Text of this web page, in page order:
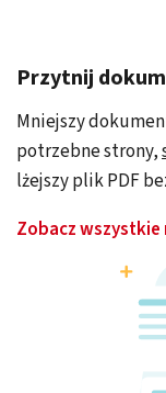
Przytnij
Mniejszy
potrzebne strony,
lżejszy plik PDF
Zobacz wszystkie